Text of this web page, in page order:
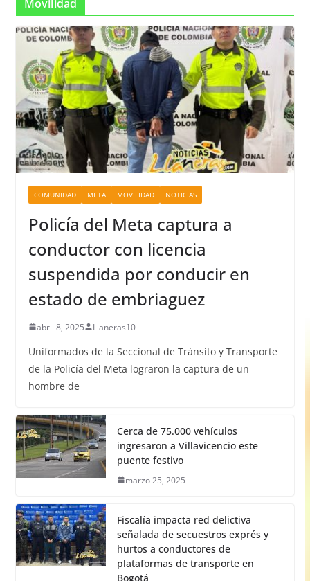
Movilidad
COMUNIDAD META MOVILIDAD NOTICIAS
Policía del Meta captura a
conductor con licencia
suspendida por conducir en
estado de embriaguez
abril 8, 2025 Llaneras10
Uniformados de la Seccional de Tránsito y Transporte
de la Policía del Meta lograron la captura de un
hombre de
Cerca de 75.000 vehículos
ingresaron a Villavicencio este
puente festivo
marzo 25, 2025
Fiscalía impacta red delictiva
señalada de secuestros exprés y
hurtos a conductores de
plataformas de transporte en
Bogotá